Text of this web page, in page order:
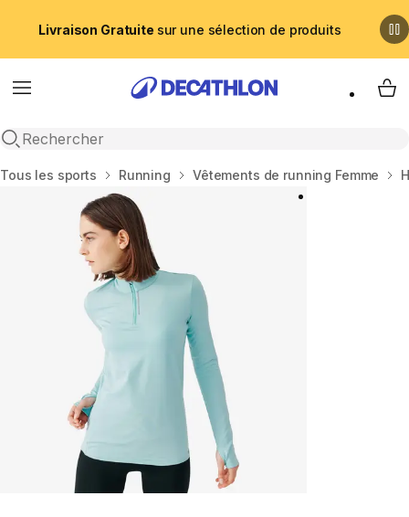
Livraison Gratuite sur une sélection de produits
Menu
Recherche ouverte
My
Accueil
Tous les sports Running Vêtements de running Femme